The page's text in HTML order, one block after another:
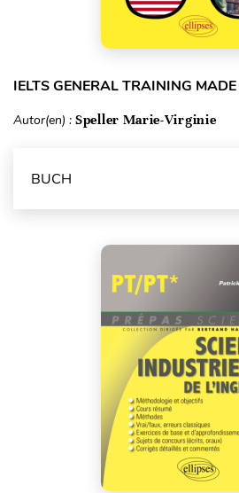
IELTS GENERAL TRAINING
Autor(en) : Speller Marie-Virginie
BUCH